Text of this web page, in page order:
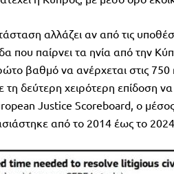
αλλάζει αν από τις
που παίρνει τα ηνία από την
βαθμό να ανέρχεται στις 750
τη δεύτερη χειρότερη επίδοση
Justice Scoreboard, ο
από το 2014 έως το